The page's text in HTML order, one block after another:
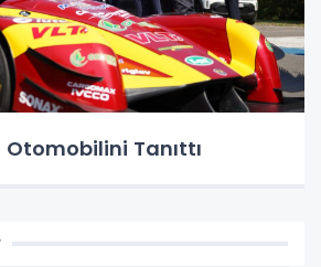
Otomobilini Tanıttı